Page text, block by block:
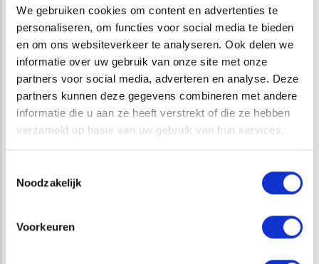
We gebruiken cookies om content en advertenties te
personaliseren, om functies voor social media te bieden
en om ons websiteverkeer te analyseren. Ook delen we
informatie over uw gebruik van onze site met onze
partners voor social media, adverteren en analyse. Deze
partners kunnen deze gegevens combineren met andere
informatie die u aan ze heeft verstrekt of die ze hebben
verzameld op basis van uw gebruik van hun services.
Noodzakelijk
Voorkeuren
Delfland. Vorig jaar heeft Avalex in Delft een aantal
ondergrondse containers vervangen, waarbij ATKB hen
mocht adviseren over de bodemkwaliteit. Het is mooi om te
zien hoe een tevreden opdrachtgever ons weer weet te
vinden bij een volgend project.